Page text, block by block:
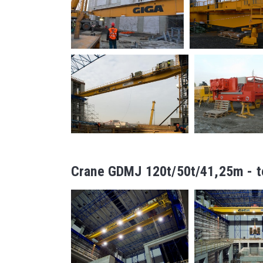
Crane GDMJ 120t/50t/41,25m -